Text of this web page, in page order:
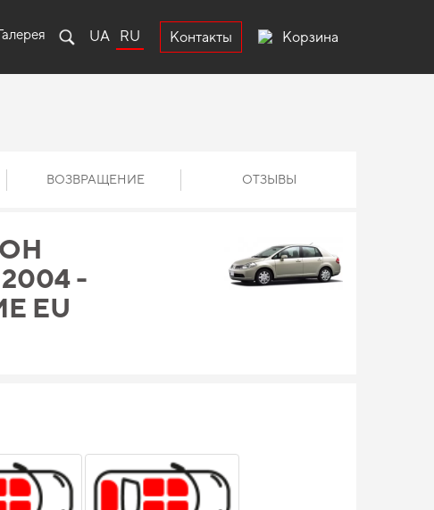
UA RU Контакты Корзина
ВОЗВРАЩЕНИЕ ОТЗЫВЫ
2004 -
EU